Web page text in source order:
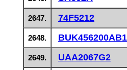
2647. 74F5212
2648. BUK456200AB1
2649. UAA2067G2